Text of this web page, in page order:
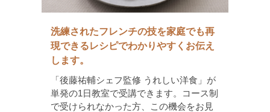
洗練されたフレンチの技を家庭でも再
現できるレシピでわかりやすくお伝え
します。
「後藤祐輔シェフ監修 うれしい洋食」が
単発の1日教室で受講できます。コース制
で受けられなかった方、この機会をお見